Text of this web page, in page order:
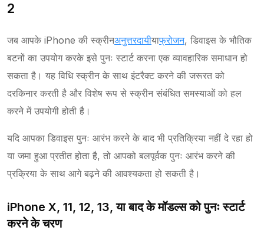
2
जब आपके iPhone की स्क्रीनअनुत्तरदायीयाफ्रोजन, डिवाइस के भौतिक
बटनों का उपयोग करके इसे पुनः स्टार्ट करना एक व्यावहारिक समाधान हो
सकता है। यह विधि स्क्रीन के साथ इंटरैक्ट करने की जरूरत को
दरकिनार करती है और विशेष रूप से स्क्रीन संबंधित समस्याओं को हल
करने में उपयोगी होती है।
यदि आपका डिवाइस पुनः आरंभ करने के बाद भी प्रतिक्रिया नहीं दे रहा हो
या जमा हुआ प्रतीत होता है, तो आपको बलपूर्वक पुनः आरंभ करने की
प्रक्रिया के साथ आगे बढ़ने की आवश्यकता हो सकती है।
iPhone X, 11, 12, 13, या बाद के मॉडल्स को पुनः स्टार्ट
करने के चरण